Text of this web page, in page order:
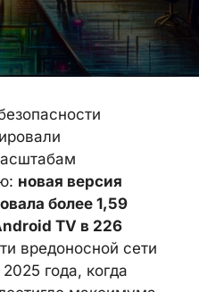
новая версия
более 1,59
TV в 226
вредоносной сети
года, когда